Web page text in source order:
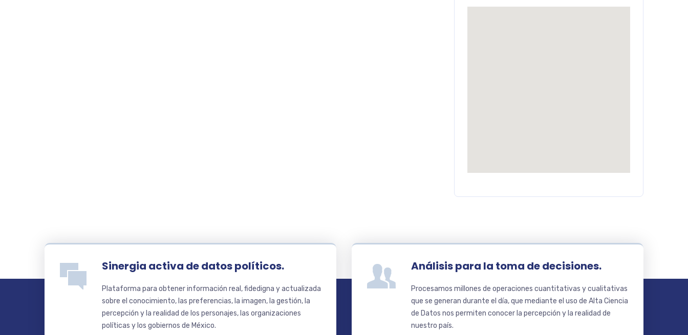
Sinergia activa de datos políticos.
Plataforma para obtener información real, fidedigna y actualizada
sobre el conocimiento, las preferencias, la imagen, la gestión, la
percepción y la realidad de los personajes, las organizaciones
políticas y los gobiernos de México.
Análisis para la toma de decisiones.
Procesamos millones de operaciones cuantitativas y cualitativas
que se generan durante el día, que mediante el uso de Alta Ciencia
de Datos nos permiten conocer la percepción y la realidad de
nuestro país.